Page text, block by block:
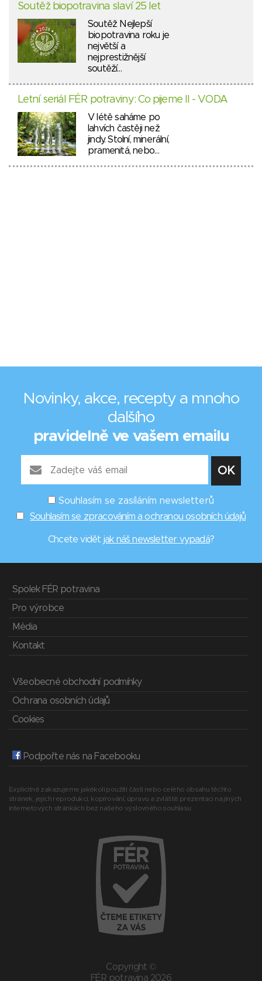
Soutěž biopotravina slaví 25 let
Soutěž Nejlepší
biopotravina roku je
největší a
nejprestižnější
soutěží…
Letní seriál FÉR potraviny: Co pijeme II - VODA
V létě saháme po
lahvích častěji než
jindy. Stolní, minerální,
pramenitá, nebo…
Novinky, akce, recepty a mnoho
dalšího
pravidelně ve vašem emailu
Souhlasím se zasíláním newsletterů
Souhlasím se zpracováním a ochranou osobních údajů
Chcete vidět jak náš newsletter vypadá?
Spolek FÉR potravina
Pro výrobce
Média
Kontakt
Všeobecné obchodní podmínky
Ochrana osobních údajů
Cookies
Podpořte nás na Facebooku
Explicitně zakazujeme jakékoli použití části nebo celého obsahu těchto
stránek, jejich reprodukci, kopírování, úpravu a zvláště prezentaci na jiných
internetových stránkách bez našeho výslovného souhlasu.
Copyright ©
FÉR potravina 2026